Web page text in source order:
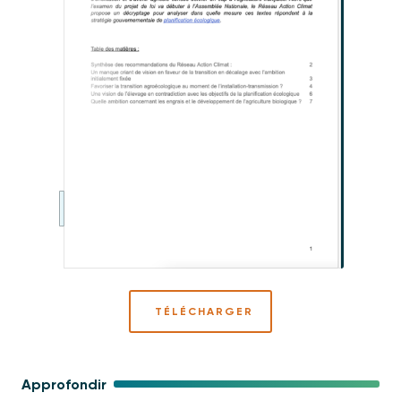
Approfondir
TÉLÉCHARGER